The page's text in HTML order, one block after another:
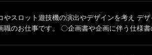
やスロット遊技機の演出やデザインを考え デ
職のお仕事です。 〇企画書や企画に伴う仕様